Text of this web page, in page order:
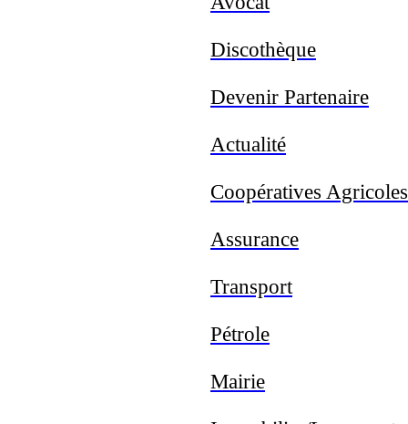
Discothèque
Devenir Partenaire
Actualité
Coopératives Agricoles
Assurance
Transport
Pétrole
Mairie